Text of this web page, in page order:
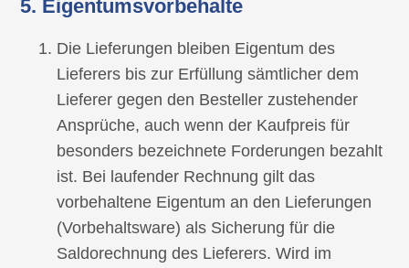
5. Eigentumsvorbehalte
Die Lieferungen bleiben Eigentum des
Lieferers bis zur Erfüllung sämtlicher dem
Lieferer gegen den Besteller zustehender
Ansprüche, auch wenn der Kaufpreis für
besonders bezeichnete Forderungen bezahlt
ist. Bei laufender Rechnung gilt das
vorbehaltene Eigentum an den Lieferungen
(Vorbehaltsware) als Sicherung für die
Saldorechnung des Lieferers. Wird im